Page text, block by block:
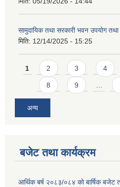
सामुदायिक तथा सरकारी भवन उपयोग तथा
मिति: 12/14/2025 - 15:25
Pages
1 2 3 4
8 9
अन्य
बजेट तथा कार्यक्रम
आर्थिक बर्ष २०८३/०८४ को बार्षिक बजेट